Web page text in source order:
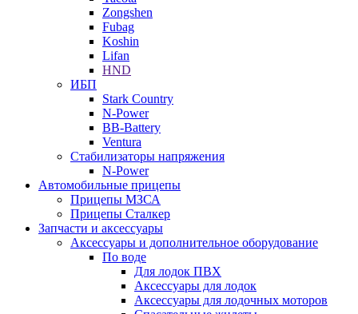
Zongshen
Fubag
Koshin
Lifan
HND
ИБП
Stark Country
N-Power
BB-Battery
Ventura
Стабилизаторы напряжения
N-Power
Автомобильные прицепы
Прицепы МЗСА
Прицепы Сталкер
Запчасти и аксессуары
Аксессуары и дополнительное оборудование
По воде
Для лодок ПВХ
Аксессуары для лодок
Аксессуары для лодочных моторов